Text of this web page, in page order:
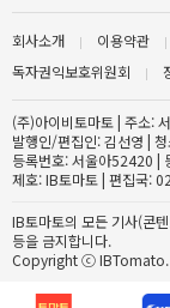
회사소개 이용약관
독자권익보호위원회
(주)아이비토마토 | 주소:
발행인/편집인: 김선영 |
등록번호: 서울아52420 |
제호: IB토마토 | 편집국
IB토마토의 모든 기사(콘
등을 금지합니다.
Copyright ⓒ IBTomato.